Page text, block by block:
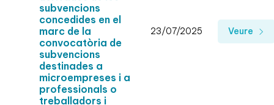
subvencions
concedides en el
marc de la
convocatòria de
subvencions
destinades a
microempreses i a
professionals o
treballadors i
23/07/2025 Veure